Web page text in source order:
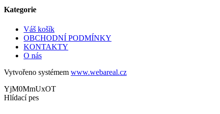
Kategorie
Váš košík
OBCHODNÍ PODMÍNKY
KONTAKTY
O nás
Vytvořeno systémem www.webareal.cz
YjM0MmUxOT
Hlídací pes